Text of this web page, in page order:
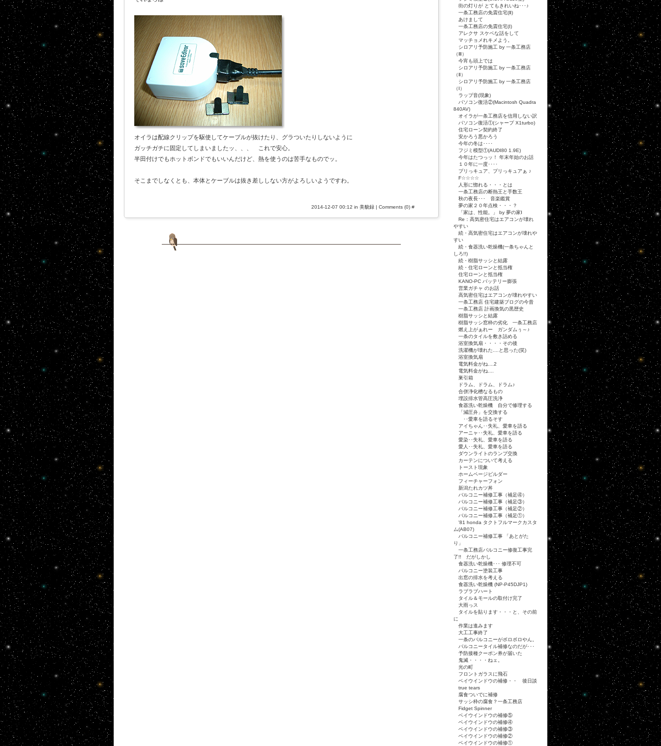
オイラは配線クリップを駆使してケーブルが抜けたり、グラついたりしないように
ガッチガチに固定してしまいましたッ、、、 これで安心。
半田付けでもホットボンドでもいいんだけど、熱を使うのは苦手なものでッ。
そこまでしなくとも、本体とケーブルは抜き差ししない方がよろしいようですわ。
2014-12-07 00:12 in 美貌録 | Comments (0) #
街の灯りが とてもきれいね･･･♪
一条工務店の免震住宅(Ⅱ)
あけまして
一条工務店の免震住宅(Ⅰ)
アレクサ スケベな話をして
マッチョメれキメよう。
シロアリ予防施工 by 一条工務店
（Ⅲ）
今宵も頭上では
シロアリ予防施工 by 一条工務店
（Ⅱ）
シロアリ予防施工 by 一条工務店
（Ⅰ）
ラップ音(現象)
パソコン復活②(Macintosh Quadra
840AV)
オイラが一条工務店を信用しない訳
パソコン復活①(シャープ X1turbo)
住宅ローン契約終了
安かろう悪かろう
今年の冬は････
フジミ模型①(AUDI80 1.9E)
今年はたつっッ！ 年末年始のお話
１０年に一度････
プリっキュア、プリっキュアぁ ♪
F☆☆☆☆
人形に惚れる・・・とは
一条工務店の断熱王と手数王
秋の夜長･･･ 音楽鑑賞
夢の家２０年点検・・・？
「家は、性能。」 by 夢の家Ⅰ
Re：高気密住宅はエアコンが壊れ
やすい
続・高気密住宅はエアコンが壊れや
すい
続・食器洗い乾燥機(一条ちゃんと
しろ!!)
続・樹脂サッシと結露
続・住宅ローンと抵当権
住宅ローンと抵当権
KANO-PC バッテリー膨張
営業ガチャ のお話
高気密住宅はエアコンが壊れやすい
一条工務店 住宅建築ブログの今昔
一条工務店 計画換気の黒歴史
樹脂サッシと結露
樹脂サッシ窓枠の劣化 一条工務店
燃え上がぁれー ガンダムぅ～♪
一条のタイルを敷き詰める
浴室換気扇・・・・その後
洗濯機が壊れた....と思った(笑)
浴室換気扇
電気料金がね....2
電気料金がね....
巣引箱
ドラム、ドラム、ドラム♪
合併浄化槽なるもの
埋設排水管高圧洗浄
食器洗い乾燥機 自分で修理する
「減圧弁」を交換する
･･愛車を語るそす
アイちゃん･･失礼、愛車を語る
アーニャ･･失礼、愛車を語る
愛染･･失礼、愛車を語る
愛人･･失礼、愛車を語る
ダウンライトのランプ交換
カーテンについて考える
トースト現象
ホームページビルダー
フィーチャーフォン
新潟たれカツ丼
バルコニー補修工事（補足④）
バルコニー補修工事（補足③）
バルコニー補修工事（補足②）
バルコニー補修工事（補足①）
'81 honda タクトフルマークカスタ
ム(AB07)
バルコニー補修工事 「あとがた
り」
一条工務店バルコニー修復工事完
了!! だがしかし
食器洗い乾燥機･･･ 修理不可
バルコニー塗装工事
出窓の排水を考える
食器洗い乾燥機 (NP-P45DJP1)
ラブラブハート
タイル＆モールの取付け完了
大雨っス
タイルを貼ります・・・と、その前
に
作業は進みます
大工工事終了
一条のバルコニーがボロボロやん。
バルコニータイル補修なのだが･･･
予防接種クーポン券が届いた
鬼滅・・・・ねェ。
光の町
フロントガラスに飛石
ベイウインドウの補修・・ 後日談
true tears
腐食ついでに補修
サッシ枠の腐食？一条工務店
Fidget Spinner
ベイウインドウの補修⑤
ベイウインドウの補修④
ベイウインドウの補修③
ベイウインドウの補修②
ベイウインドウの補修①